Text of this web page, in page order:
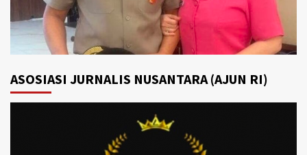
ASOSIASI JURNALIS NUSANTARA (AJUN RI)